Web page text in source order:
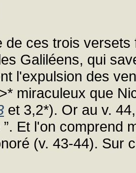
ces trois versets
Galiléens, qui
l'expulsion des
miraculeux que
et 3,2*). Or au v.
Et l'on comprend
(v. 43-44). Sur